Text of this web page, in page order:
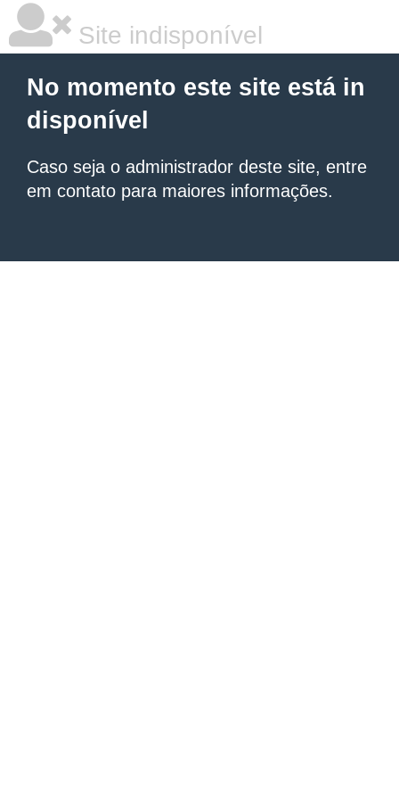
Site indisponível
No momento este site está in
disponível
Caso seja o administrador deste site, entre
em contato para maiores informações.